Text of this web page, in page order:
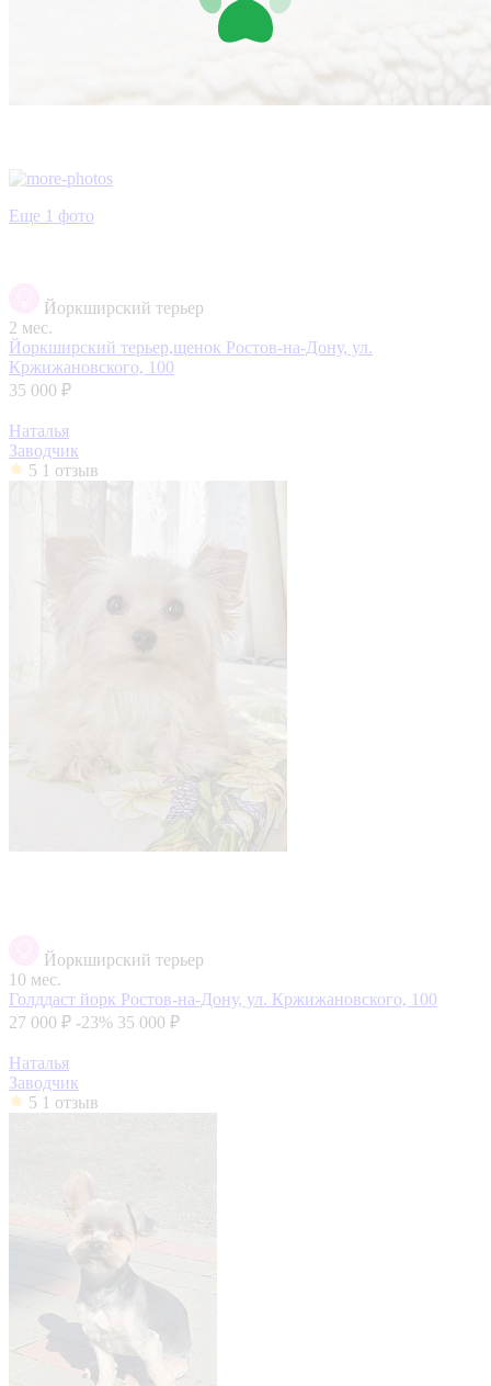
Еще 1 фото
Йоркширский терьер
2 мес.
Йоркширский терьер,щенок Ростов-на-Дону, ул.
Кржижановского, 100
35 000 ₽
Наталья
Заводчик
5 1 отзыв
Йоркширский терьер
10 мес.
Голддаст йорк Ростов-на-Дону, ул. Кржижановского, 100
27 000 ₽ -23% 35 000 ₽
Наталья
Заводчик
5 1 отзыв